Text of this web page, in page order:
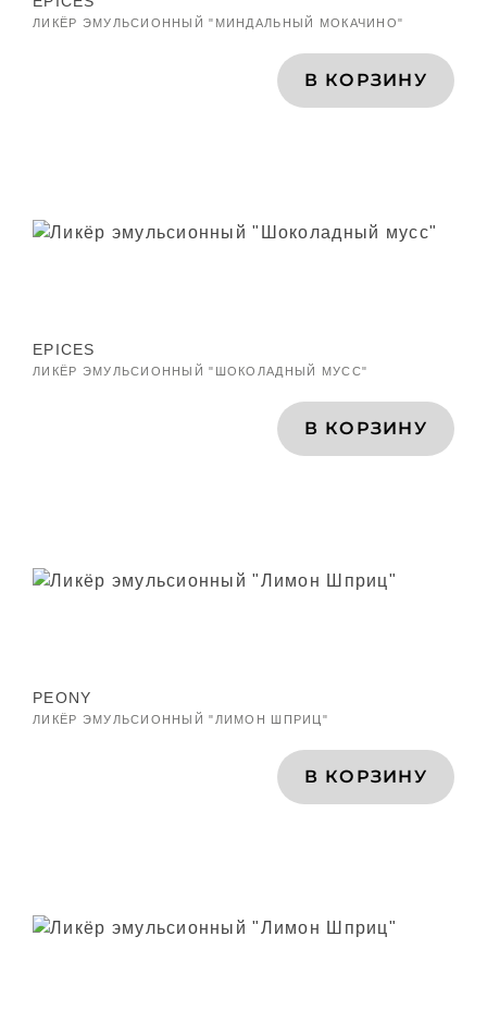
ЛИКЁР ЭМУЛЬСИОННЫЙ "МИНДАЛЬНЫЙ МОКАЧИНО"
В КОРЗИНУ
EPICES
ЛИКЁР ЭМУЛЬСИОННЫЙ "ШОКОЛАДНЫЙ МУСС"
В КОРЗИНУ
PEONY
ЛИКЁР ЭМУЛЬСИОННЫЙ "ЛИМОН ШПРИЦ"
В КОРЗИНУ